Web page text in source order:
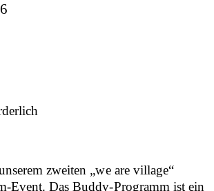
zweiten „we are village“
Event. Das Buddy-Programm ist ein